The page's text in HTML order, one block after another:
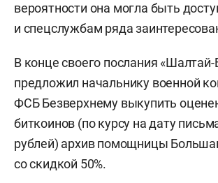
вероятности она могла быть
и спецслужбам ряда
В конце своего послания «Шалтай-
предложил начальнику военной
ФСБ Безверхнему выкупить
биткоинов (по курсу на дату
рублей) архив помощницы
со скидкой 50%.